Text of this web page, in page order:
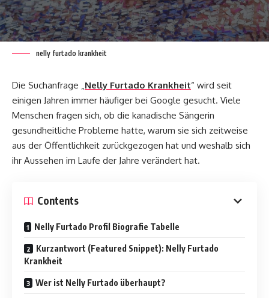
nelly furtado krankheit
Die Suchanfrage „Nelly Furtado Krankheit“ wird seit
einigen Jahren immer häufiger bei Google gesucht. Viele
Menschen fragen sich, ob die kanadische Sängerin
gesundheitliche Probleme hatte, warum sie sich zeitweise
aus der Öffentlichkeit zurückgezogen hat und weshalb sich
ihr Aussehen im Laufe der Jahre verändert hat.
Contents
Nelly Furtado Profil Biografie Tabelle
Kurzantwort (Featured Snippet): Nelly Furtado
Krankheit
Wer ist Nelly Furtado überhaupt?